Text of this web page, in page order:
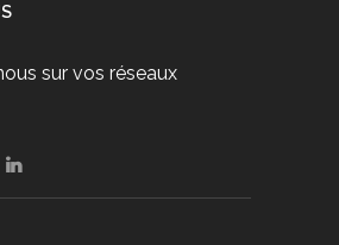
sur vos réseaux